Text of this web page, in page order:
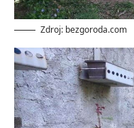
Zdroj: bezgoroda.com